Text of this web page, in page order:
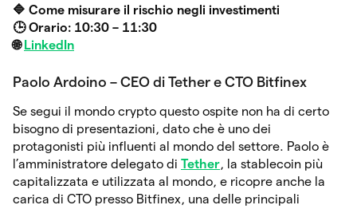
🔷 Come misurare il rischio negli investimenti
🕒 Orario: 10:30 – 11:30
🌐 LinkedIn
Paolo Ardoino – CEO di Tether e CTO Bitfinex
⁠Se segui il mondo crypto questo ospite non ha di certo
bisogno di presentazioni, dato che è uno dei
protagonisti più influenti al mondo del settore. Paolo è
l’amministratore delegato di Tether, la stablecoin più
capitalizzata e utilizzata al mondo, e ricopre anche la
carica di CTO presso Bitfinex, una delle principali